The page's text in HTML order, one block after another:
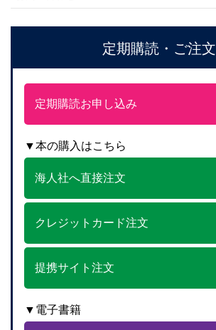
定期購読・ご注文
定期購読お申し込み
▼本の購入はこちら
海人社へ直接注文
クレジットカード注文
提携サイト注文
▼電子書籍